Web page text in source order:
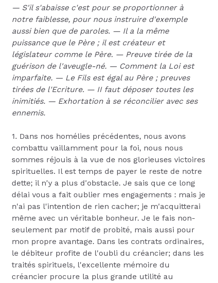
— S'il s'abaisse c'est pour se proportionner à
notre faiblesse, pour nous instruire d'exemple
aussi bien que de paroles. — Il a la même
puissance que le Père ; il est créateur et
législateur comme le Père. — Preuve tirée de la
guérison de l'aveugle-né. — Comment la Loi est
imparfaite. — Le Fils est égal au Père ; preuves
tirées de l'Ecriture. — II faut déposer toutes les
inimitiés. — Exhortation à se réconcilier avec ses
ennemis.
1. Dans nos homélies précédentes, nous avons
combattu vaillamment pour la foi, nous nous
sommes réjouis à la vue de nos glorieuses victoires
spirituelles. Il est temps de payer le reste de notre
dette; il n'y a plus d'obstacle. Je sais que ce long
délai vous a fait oublier mes engagements : mais je
n'ai pas l'intention de rien cacher; je m'acquitterai
même avec un véritable bonheur. Je le fais non-
seulement par motif de probité, mais aussi pour
mon propre avantage. Dans les contrats ordinaires,
le débiteur profite de l'oubli du créancier; dans les
traités spirituels, l'excellente mémoire du
créancier procure la plus grande utilité au